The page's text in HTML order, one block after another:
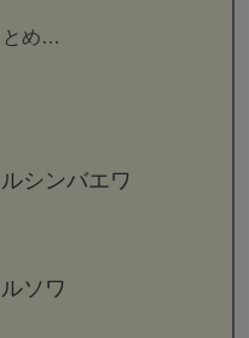
とめ…
シンバエワ
ソワ